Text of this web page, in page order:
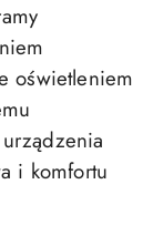
oświetleniem
i komfortu